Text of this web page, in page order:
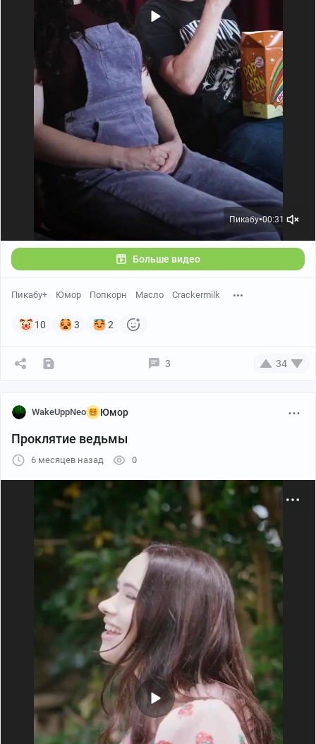
Пикабу●00:31
Больше видео
Пикабу+ Юмор Попкорн Масло Crackermilk
10 3 2
3 34
WakeUppNeo Юмор
Проклятие ведьмы
6 месяцев назад 0